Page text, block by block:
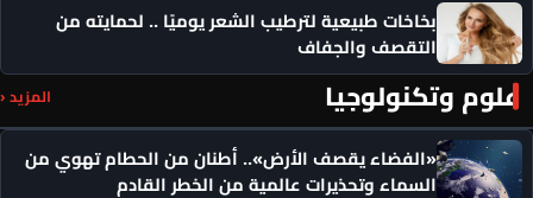
بخاخات طبيعية لترطيب الشعر يوميًا .. لحمايته من
التقصف والجفاف
علوم وتكنولوجيا المزيد ‹
«الفضاء يقصف الأرض».. أطنان من الحطام تهوي من
السماء وتحذيرات عالمية من الخطر القادم